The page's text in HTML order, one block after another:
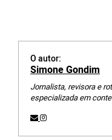
O autor:
Simone Gondim
Jornalista, revisora e
especializada em